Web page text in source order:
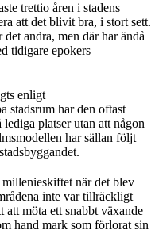
trettio åren i stadens
att det blivit bra, i stort sett.
andra, men där har ändå
tidigare epokers
enligt
stadsrum har den oftast
platser utan att någon
har sällan följt
när det blev
inte var tillräckligt
möta ett snabbt växande
hand mark som förlorat sin